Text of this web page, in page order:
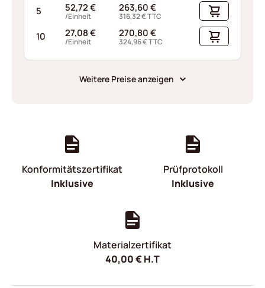
5 52,72€
/Einheit
263,60€
316,32€TTC
10 27,08€
/Einheit
270,80€
324,96€TTC
Weitere Preise anzeigen
Konformitätszertifikat
Inklusive
Prüfprotokoll
Inklusive
Materialzertifikat
40,00€H.T